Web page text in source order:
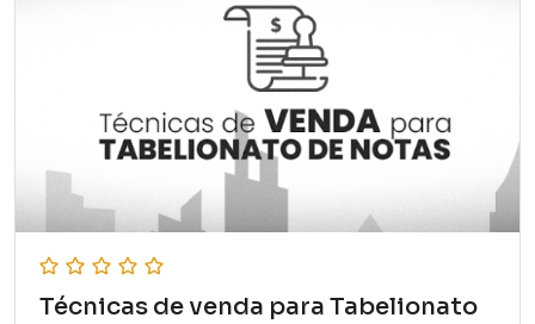
Técnicas de venda para Tabelionato